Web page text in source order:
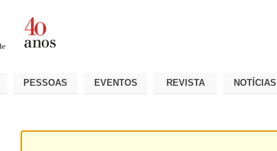
PESSOAS EVENTOS REVISTA NOTÍCIAS